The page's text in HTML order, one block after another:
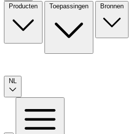
Producten
Toepassingen Bronnen
NL